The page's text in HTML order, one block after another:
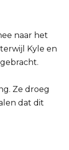
naar het
Kyle en
Ze droeg
dat dit